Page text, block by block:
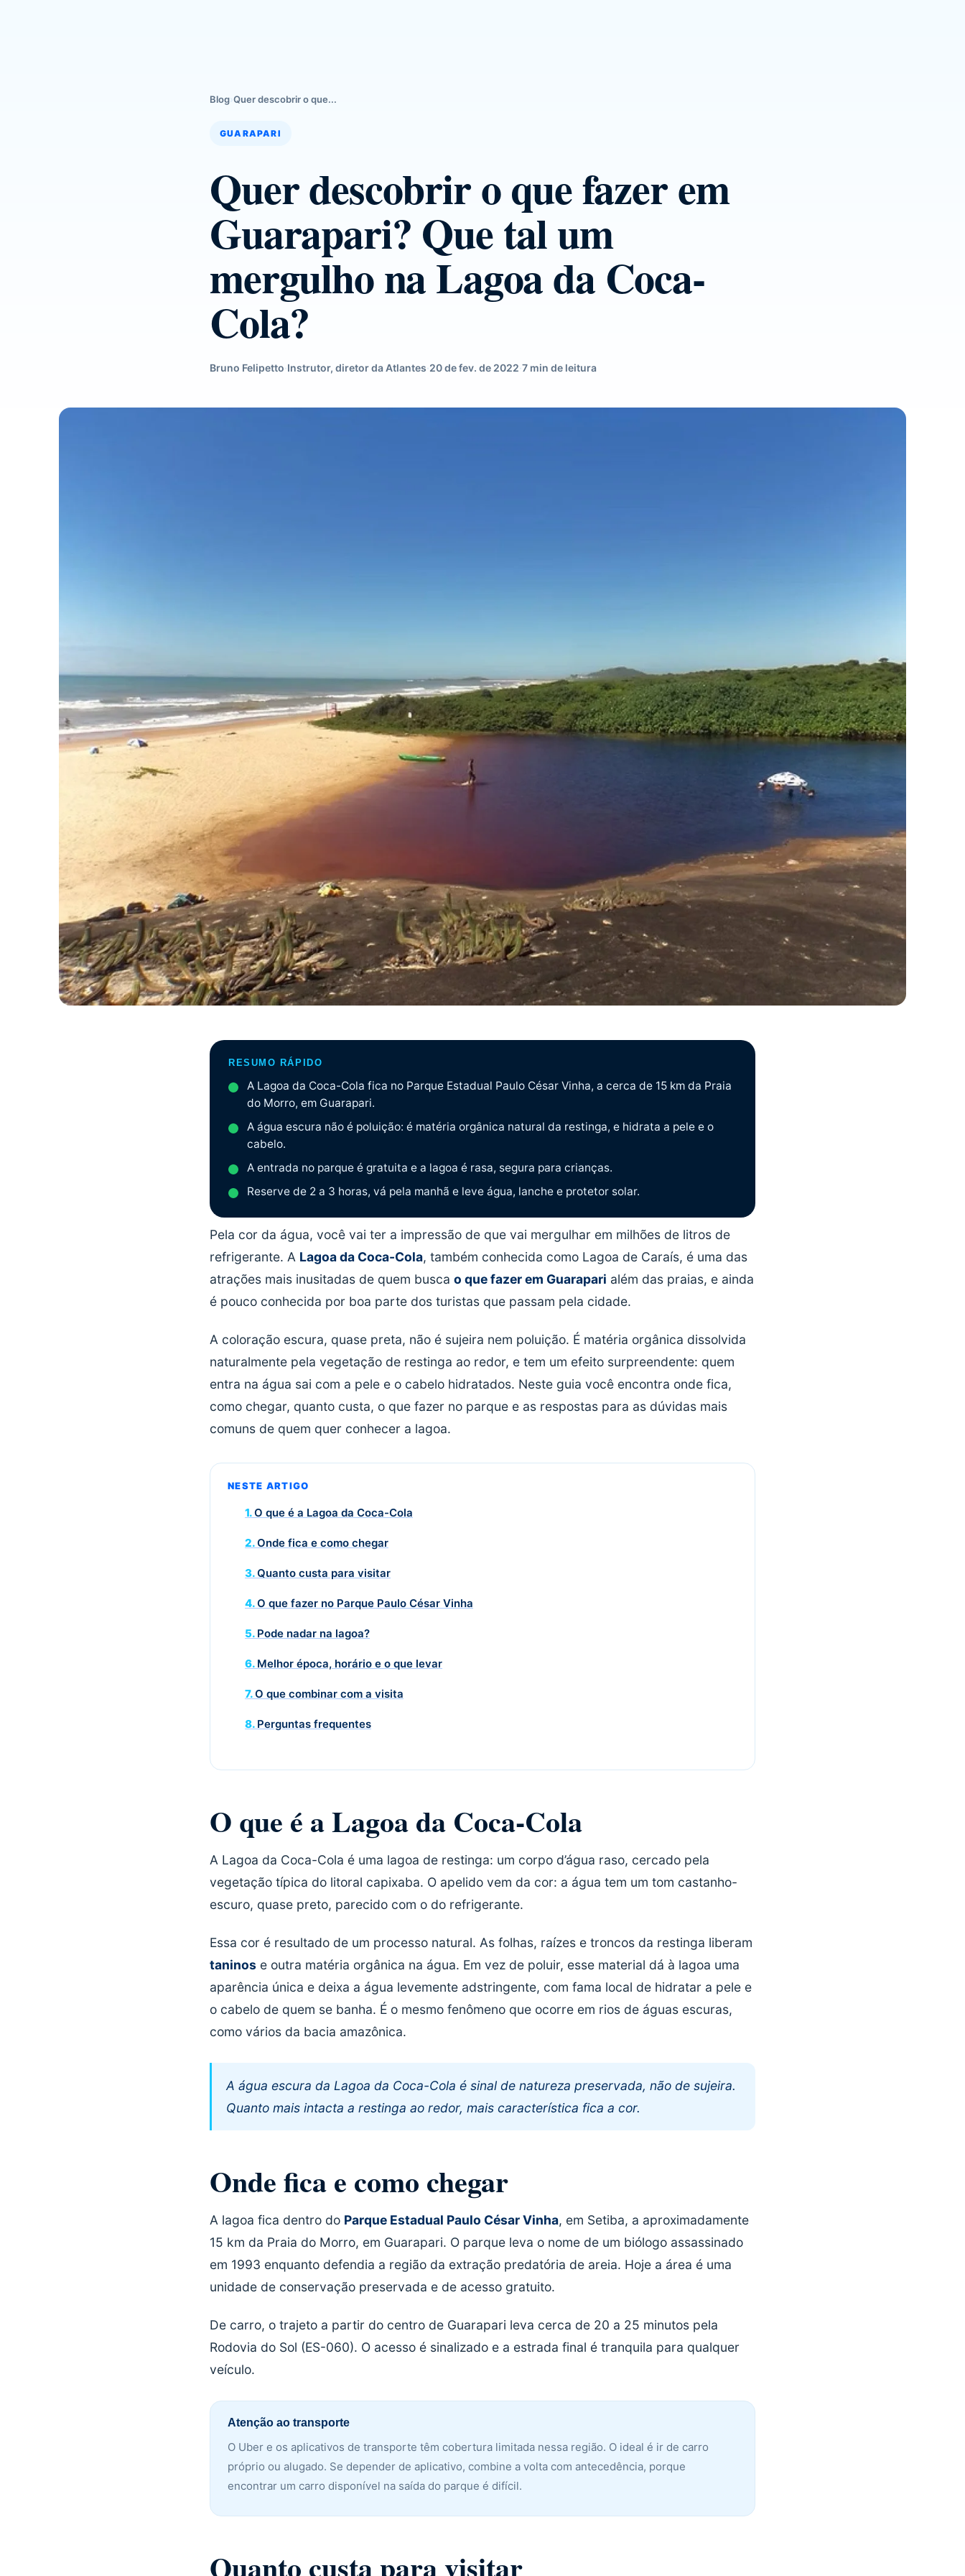
Blog›Quer descobrir o que...
GUARAPARI
Quer descobrir o que fazer em
Guarapari? Que tal um
mergulho na Lagoa da Coca-
Cola?
Bruno Felipetto·Instrutor, diretor da Atlantes·20 de fev. de 2022·7 min de leitura
RESUMO RÁPIDO
A Lagoa da Coca-Cola fica no Parque Estadual Paulo César Vinha, a cerca de 15 km da Praia
do Morro, em Guarapari.
A água escura não é poluição: é matéria orgânica natural da restinga, e hidrata a pele e o
cabelo.
A entrada no parque é gratuita e a lagoa é rasa, segura para crianças.
Reserve de 2 a 3 horas, vá pela manhã e leve água, lanche e protetor solar.
Pela cor da água, você vai ter a impressão de que vai mergulhar em milhões de litros de
refrigerante. A Lagoa da Coca-Cola, também conhecida como Lagoa de Caraís, é uma das
atrações mais inusitadas de quem busca o que fazer em Guarapari além das praias, e ainda
é pouco conhecida por boa parte dos turistas que passam pela cidade.
A coloração escura, quase preta, não é sujeira nem poluição. É matéria orgânica dissolvida
naturalmente pela vegetação de restinga ao redor, e tem um efeito surpreendente: quem
entra na água sai com a pele e o cabelo hidratados. Neste guia você encontra onde fica,
como chegar, quanto custa, o que fazer no parque e as respostas para as dúvidas mais
comuns de quem quer conhecer a lagoa.
NESTE ARTIGO
O que é a Lagoa da Coca-Cola
Onde fica e como chegar
Quanto custa para visitar
O que fazer no Parque Paulo César Vinha
Pode nadar na lagoa?
Melhor época, horário e o que levar
O que combinar com a visita
Perguntas frequentes
O que é a Lagoa da Coca-Cola
A Lagoa da Coca-Cola é uma lagoa de restinga: um corpo d’água raso, cercado pela
vegetação típica do litoral capixaba. O apelido vem da cor: a água tem um tom castanho-
escuro, quase preto, parecido com o do refrigerante.
Essa cor é resultado de um processo natural. As folhas, raízes e troncos da restinga liberam
taninos e outra matéria orgânica na água. Em vez de poluir, esse material dá à lagoa uma
aparência única e deixa a água levemente adstringente, com fama local de hidratar a pele e
o cabelo de quem se banha. É o mesmo fenômeno que ocorre em rios de águas escuras,
como vários da bacia amazônica.
A água escura da Lagoa da Coca-Cola é sinal de natureza preservada, não de sujeira.
Quanto mais intacta a restinga ao redor, mais característica fica a cor.
Onde fica e como chegar
A lagoa fica dentro do Parque Estadual Paulo César Vinha, em Setiba, a aproximadamente
15 km da Praia do Morro, em Guarapari. O parque leva o nome de um biólogo assassinado
em 1993 enquanto defendia a região da extração predatória de areia. Hoje a área é uma
unidade de conservação preservada e de acesso gratuito.
De carro, o trajeto a partir do centro de Guarapari leva cerca de 20 a 25 minutos pela
Rodovia do Sol (ES-060). O acesso é sinalizado e a estrada final é tranquila para qualquer
veículo.
Atenção ao transporte
O Uber e os aplicativos de transporte têm cobertura limitada nessa região. O ideal é ir de carro
próprio ou alugado. Se depender de aplicativo, combine a volta com antecedência, porque
encontrar um carro disponível na saída do parque é difícil.
Quanto custa para visitar